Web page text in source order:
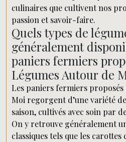
culinaires que cultivent nos
passion et savoir-faire.
Quels types de
généralement
paniers fermiers
Légumes Autour de
Les paniers fermiers
Moi regorgent d’une variété
saison, cultivés avec soin par
On y retrouve généralement
classiques tels que les